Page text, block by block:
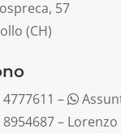
57
(CH)
–
8954687 – Lorenzo